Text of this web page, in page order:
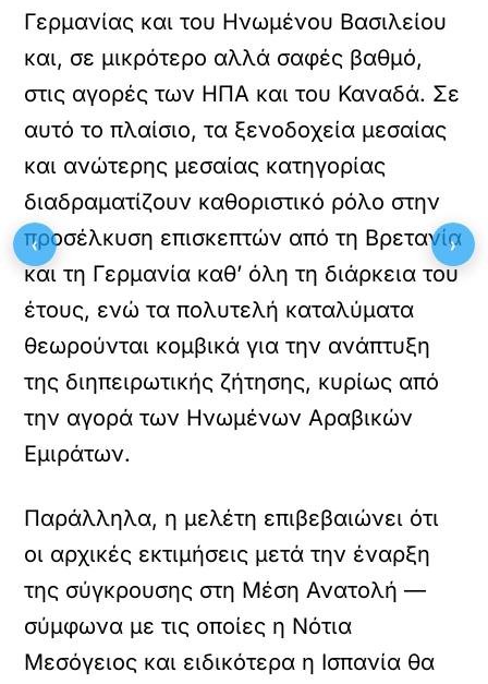
Γερμανίας και του Ηνωμένου Βασιλείου
και, σε μικρότερο αλλά σαφές βαθμό,
στις αγορές των ΗΠΑ και του Καναδά. Σε
αυτό το πλαίσιο, τα ξενοδοχεία μεσαίας
και ανώτερης μεσαίας κατηγορίας
διαδραματίζουν καθοριστικό ρόλο στην
προσέλκυση επισκεπτών από τη Βρετανία
και τη Γερμανία καθ’ όλη τη διάρκεια του
έτους, ενώ τα πολυτελή καταλύματα
θεωρούνται κομβικά για την ανάπτυξη
της διηπειρωτικής ζήτησης, κυρίως από
την αγορά των Ηνωμένων Αραβικών
Εμιράτων.
Παράλληλα, η μελέτη επιβεβαιώνει ότι
οι αρχικές εκτιμήσεις μετά την έναρξη
της σύγκρουσης στη Μέση Ανατολή —
σύμφωνα με τις οποίες η Νότια
Μεσόγειος και ειδικότερα η Ισπανία θα
‹ ›